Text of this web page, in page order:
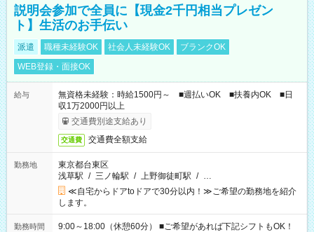
説明会参加で全員に【現金2千円相当プレゼン
ト】生活のお手伝い
派遣 職種未経験OK 社会人未経験OK
ブランクOK
WEB登録・面接OK
給与
無資格未経験：時給1500円～ ■週払いOK ■扶養内OK ■日
収1万2000円以上
交通費別途支給あり
交通費 交通費全額支給
勤務地
東京都台東区
浅草駅 / 三ノ輪駅 / 上野御徒町駅 / …
≪自宅からドアtoドアで30分以内！≫ご希望の勤務地を紹介
します。
勤務時間
9:00～18:00（休憩60分） ■ご希望があれば下記シフトもOK！